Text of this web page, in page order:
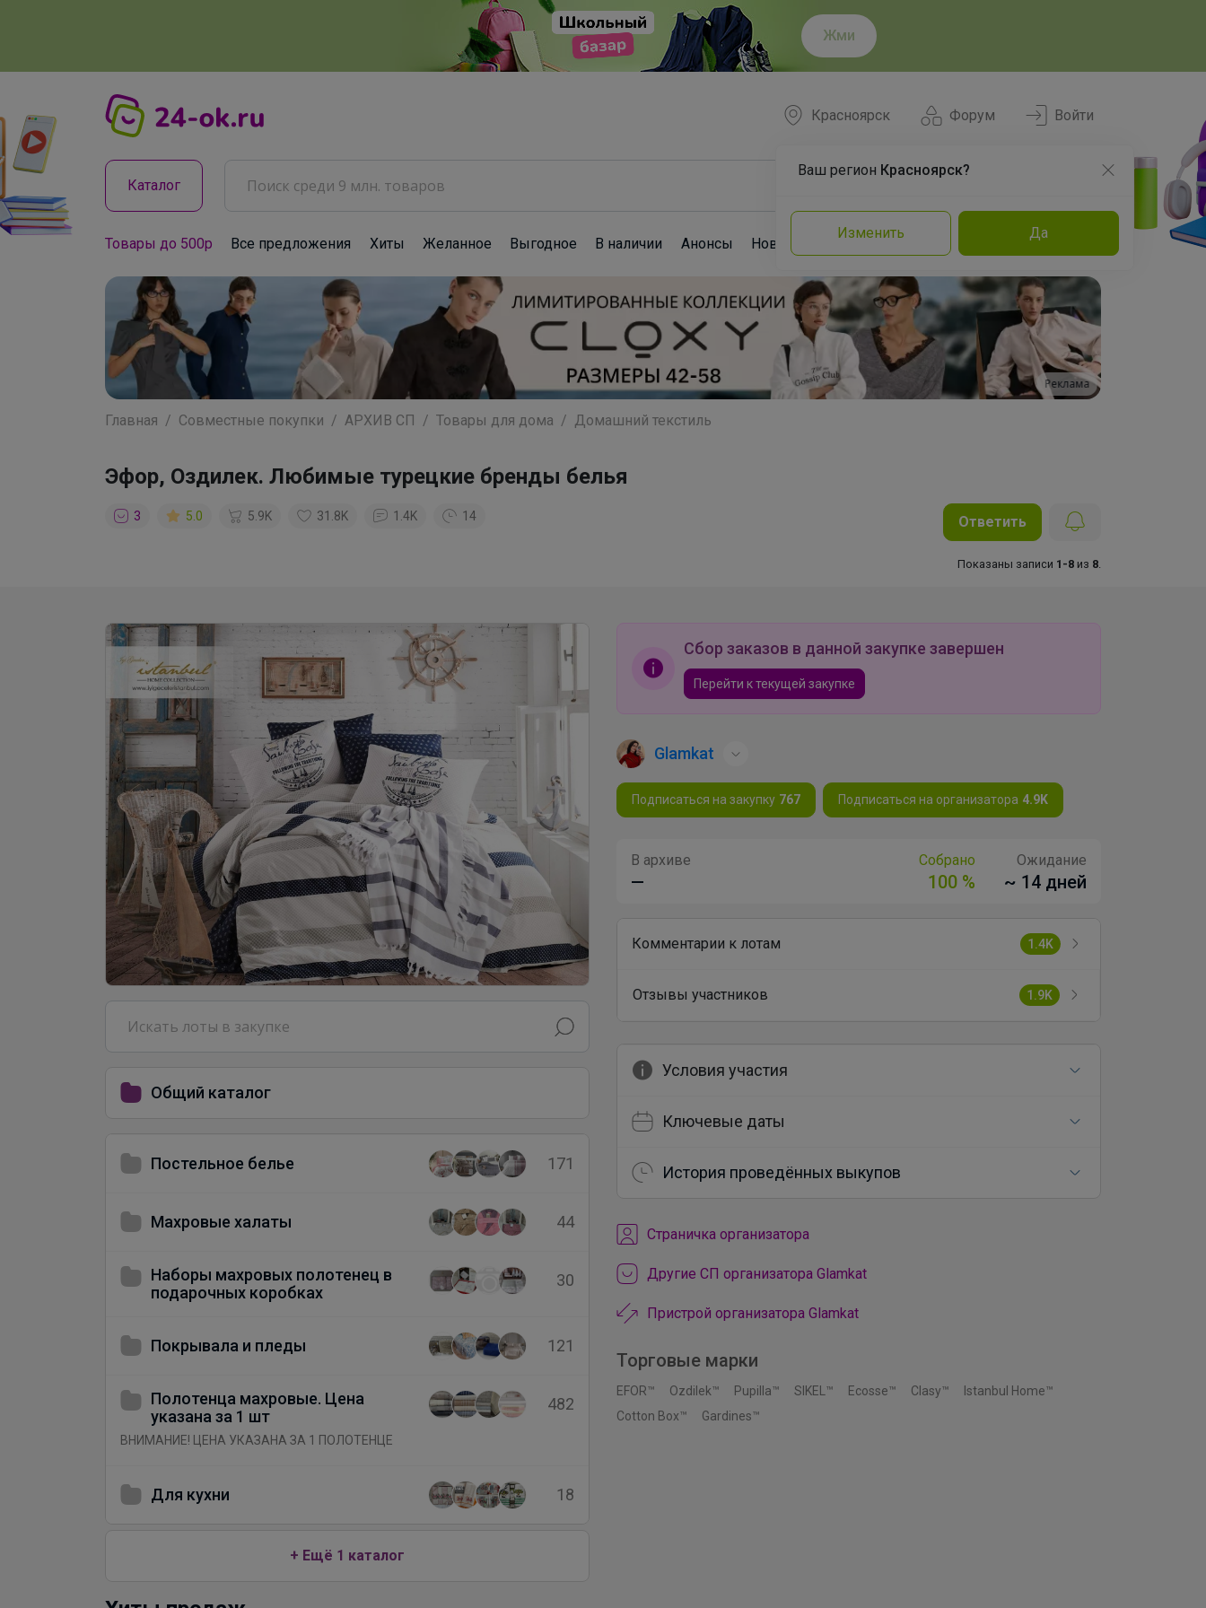
Жми
Форум
Красноярск
Ваш регион Красноярск?
Изменить Да
Войти
Каталог
Товары до 500р Все предложения Хиты Желанное Выгодное В наличии Анонсы Новости Команда Эксперты
Реклама
Главная Совместные покупки АРХИВ СП Товары для дома Домашний текстиль
Эфор, Оздилек. Любимые турецкие бренды белья
3 5.0 5.9K 31.8K 1.4K 14 Ответить
Показаны записи 1-8 из 8
Общий каталог
Постельное белье 171
Махровые халаты 44
Наборы махровых полотенец в
подарочных коробках
30
Покрывала и пледы 121
Полотенца махровые. Цена
указана за 1 шт
ВНИМАНИЕ! ЦЕНА УКАЗАНА ЗА 1 ПОЛОТЕНЦЕ
482
Для кухни 18
+ Ещё 1 каталог
Сбор заказов в данной закупке завершен
Перейти к текущей закупке
Glamkat
Подписаться на закупку 767 Подписаться на организатора 4.9K
В архиве
—
Собрано
100 %
Ожидание
~ 14 дней
Комментарии к лотам 1.4K
Отзывы участников 1.9K
Условия участия
Ключевые даты
История проведённых выкупов
Cтраничка организатора
Другие СП организатора Glamkat
Пристрой организатора Glamkat
Торговые марки
EFOR™ Ozdilek™ Pupilla™ SIKEL™ Ecosse™ Clasy™
Istanbul Home™
Cotton Box™
Gardines™